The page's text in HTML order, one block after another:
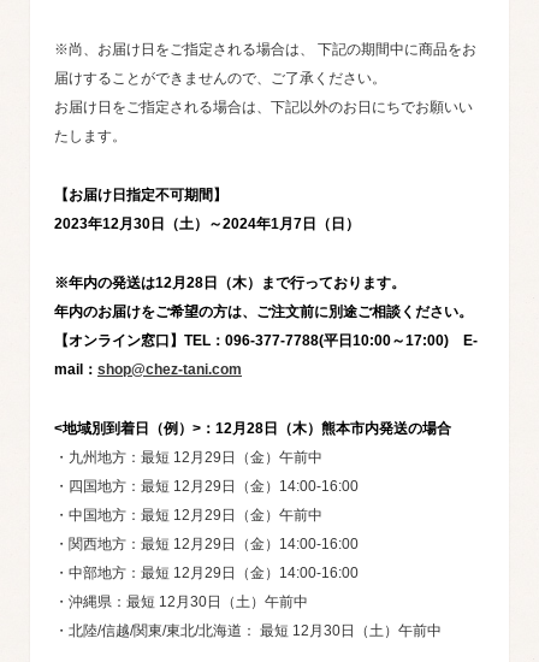
※尚、お届け日をご指定される場合は、
下記の期間中に商品をお
届けすることができませんので、ご了承ください。
お届け日をご指定される場合は、下記以外のお日にちでお願いい
たします。
【お届け日指定不可期間】
2023年12月30日（土）～2024年1月7日（日）
※年内の発送は12月28日（木）まで行っております。
年内のお届けをご希望の方は、ご注文前に別途ご相談ください。
【オンライン窓口】TEL：096-377-7788(平日10:00～17:00) E-
mail： shop@chez-tani.com
<地域別到着日（例）>：12月28日（木）熊本市内発送の場合
・九州地方：最短 12月29日（金）午前中
・四国地方：最短 12月29日（金）14:00-16:00
・中国地方：最短 12月29日（金）午前中
・関西地方：最短 12月29日（金）14:00-16:00
・中部地方：最短 12月29日（金）14:00-16:00
・沖縄県：最短 12月30日（土）午前中
・北陸/信越/関東/東北/北海道： 最短 12月30日（土）午前中